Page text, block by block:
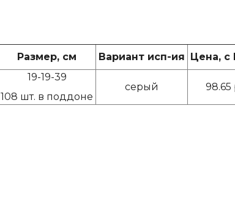
Размер, см Вариант исп-ия Цена,
19-19-39
108 шт. в поддоне
серый 98.65